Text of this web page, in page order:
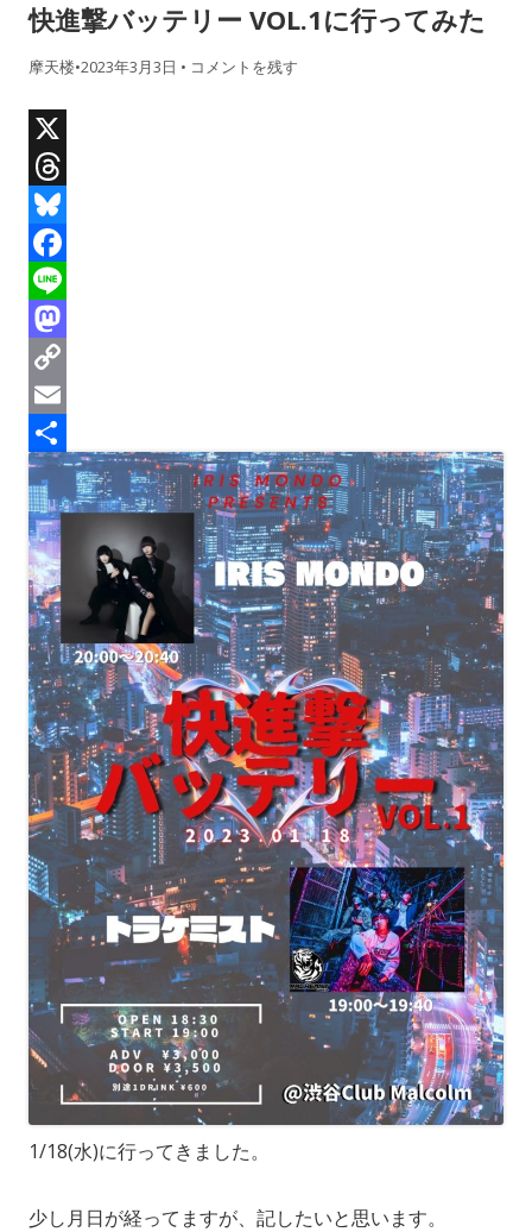
快進撃バッテリー VOL.1に行ってみた
摩天楼•2023年3月3日 • コメントを残す
X
T
h
r
e
a
d
s
B
u
e
s
k
y
F
a
c
e
b
o
o
k
L
n
e
M
a
s
t
o
d
o
n
C
o
p
y
L
i
n
k
E
m
a
i
l
共
有
1/18(水)に行ってきました。
少し月日が経ってますが、記したいと思います。